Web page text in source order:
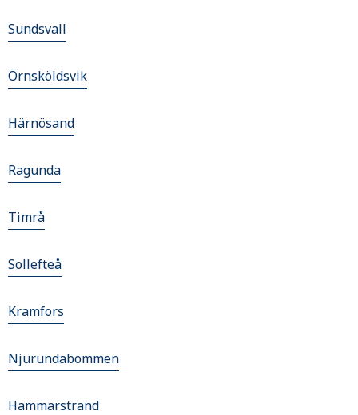
Sundsvall
Örnsköldsvik
Härnösand
Ragunda
Timrå
Sollefteå
Kramfors
Njurundabommen
Hammarstrand